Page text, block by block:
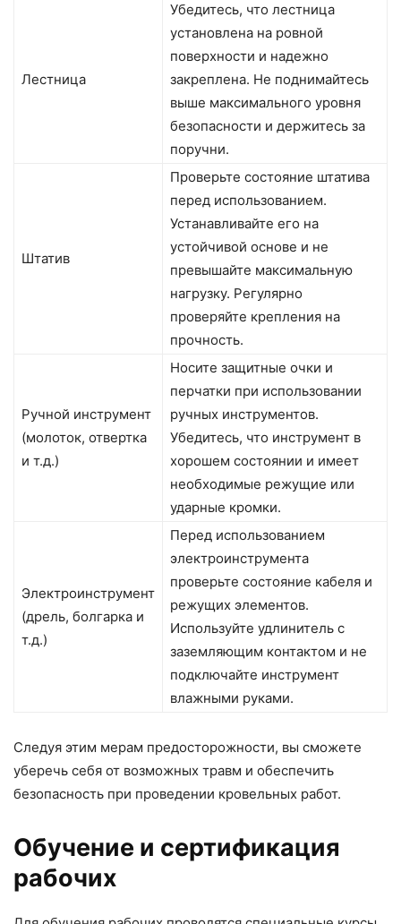
Лестница
Убедитесь, что лестница
установлена на ровной
поверхности и надежно
закреплена. Не поднимайтесь
выше максимального уровня
безопасности и держитесь за
поручни.
Штатив
Проверьте состояние штатива
перед использованием.
Устанавливайте его на
устойчивой основе и не
превышайте максимальную
нагрузку. Регулярно
проверяйте крепления на
прочность.
Ручной инструмент
(молоток, отвертка
и т.д.)
Носите защитные очки и
перчатки при использовании
ручных инструментов.
Убедитесь, что инструмент в
хорошем состоянии и имеет
необходимые режущие или
ударные кромки.
Электроинструмент
(дрель, болгарка и
т.д.)
Перед использованием
электроинструмента
проверьте состояние кабеля и
режущих элементов.
Используйте удлинитель с
заземляющим контактом и не
подключайте инструмент
влажными руками.
Следуя этим мерам предосторожности, вы сможете
уберечь себя от возможных травм и обеспечить
безопасность при проведении кровельных работ.
Обучение и сертификация
рабочих